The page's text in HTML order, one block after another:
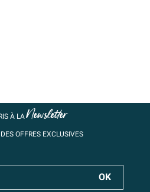
À LANewsletter
OFFRES EXCLUSIVES